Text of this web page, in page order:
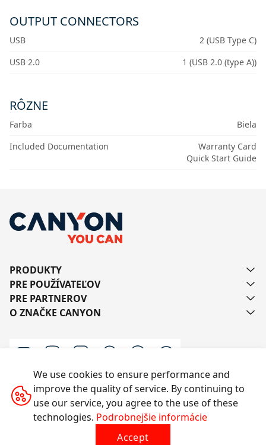
OUTPUT CONNECTORS
USB
2 (USB Type C)
USB 2.0
1 (USB 2.0 (type A))
RÔZNE
Farba
Biela
Included Documentation
Warranty Card
Quick Start Guide
PRODUKTY
PRE POUŽÍVATEĽOV
PRE PARTNEROV
O ZNAČKE CANYON
Kontaktujte nás
Všetky práva vyhradené © 2014-2026 CANYON
We use cookies to ensure performance and
improve the quality of service. By continuing to
use our service, you agree to the use of these
technologies. Podrobnejšie informácie
Accept